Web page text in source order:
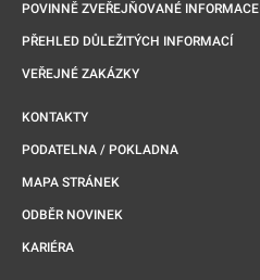
POVINNĚ ZVEŘEJŇOVANÉ INFORMACE
PŘEHLED DŮLEŽITÝCH INFORMACÍ
VEŘEJNÉ ZAKÁZKY
KONTAKTY
PODATELNA / POKLADNA
MAPA STRÁNEK
ODBĚR NOVINEK
KARIÉRA